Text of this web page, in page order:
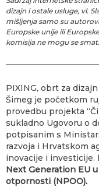
dizajn i ostale usluge, vl.
mišljenja samo su
Europske unije ili
komisija ne mogu se
PIXING, obrt za
Šimeg je početkom
provedbu projekta
sukladno Ugovoru o
potpisanim s
razvoja i Hrvatskom
inovacije i investicije.
Next Generation EU
otpornosti (NPOO).